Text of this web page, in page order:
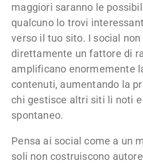
maggiori saranno le
qualcuno lo trovi
verso il tuo sito. I social non
direttamente un fattore di
amplificano enormemente
contenuti, aumentando la
chi gestisce altri siti li noti
spontaneo.
Pensa ai social come a un
soli non costruiscono